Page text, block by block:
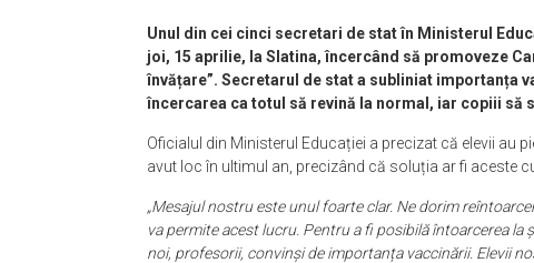
Unul din cei cinci secretari de stat în Ministerul
joi, 15 aprilie, la Slatina, încercând să promoveze
învățare”. Secretarul de stat a subliniat
încercarea ca totul să revină la normal, iar copiii să
Oficialul din Ministerul Educației a precizat că elevii au
avut loc în ultimul an, precizând că soluția ar fi aceste
„Mesajul nostru este unul foarte clar. Ne dorim
va permite acest lucru. Pentru a fi posibilă întoarcerea
noi, profesorii, convinși de importanța vaccinării. Elevii